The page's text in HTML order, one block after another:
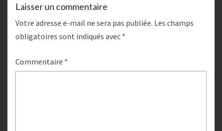
Laisser un commentaire
Votre adresse e-mail ne sera pas publiée. Les champs
obligatoires sont indiqués avec *
Commentaire *